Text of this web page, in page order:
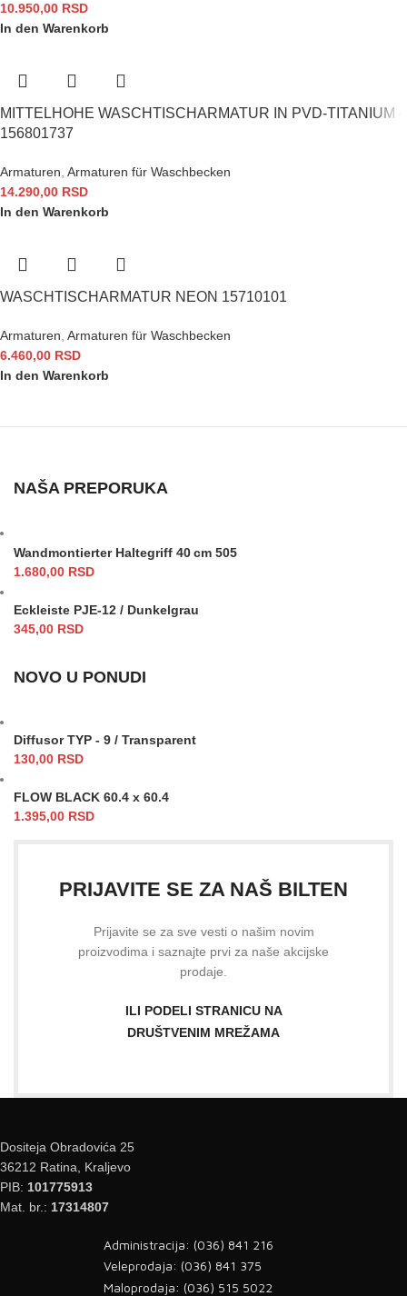
10.950,00 RSD
In den Warenkorb
MITTELHOHE WASCHTISCHARMATUR IN PVD-TITANIUM –
156801737
Armaturen, Armaturen für Waschbecken
14.290,00 RSD
In den Warenkorb
WASCHTISCHARMATUR NEON 15710101
Armaturen, Armaturen für Waschbecken
6.460,00 RSD
In den Warenkorb
NAŠA PREPORUKA
Wandmontierter Haltegriff 40 cm 505
1.680,00 RSD
Eckleiste PJE-12 / Dunkelgrau
345,00 RSD
NOVO U PONUDI
Diffusor TYP - 9 / Transparent
130,00 RSD
FLOW BLACK 60.4 x 60.4
1.395,00 RSD
PRIJAVITE SE ZA NAŠ BILTEN
Prijavite se za sve vesti o našim novim
proizvodima i saznajte prvi za naše akcijske
prodaje.
ILI PODELI STRANICU NA
DRUŠTVENIM MREŽAMA
Dositeja Obradovića 25
36212 Ratina, Kraljevo
PIB: 101775913
Mat. br.: 17314807
Administracija: (036) 841 216
Veleprodaja: (036) 841 375
Maloprodaja: (036) 515 5022